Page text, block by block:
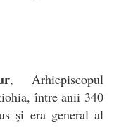
, Arhiepiscopul
între anii 340
şi era general al